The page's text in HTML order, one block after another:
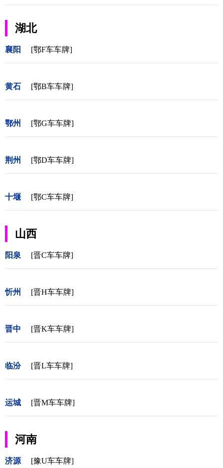
湖北
襄阳 [鄂F车车牌]
黄石 [鄂B车车牌]
鄂州 [鄂G车车牌]
荆州 [鄂D车车牌]
十堰 [鄂C车车牌]
山西
阳泉 [晋C车车牌]
忻州 [晋H车车牌]
晋中 [晋K车车牌]
临汾 [晋L车车牌]
运城 [晋M车车牌]
河南
济源 [豫U车车牌]